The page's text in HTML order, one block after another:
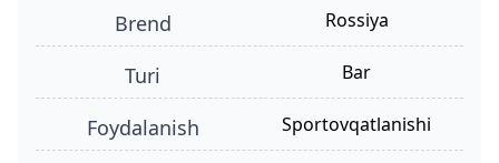
Brend
Rossiya
turi bar
foydalanish Sportovqatlanishi